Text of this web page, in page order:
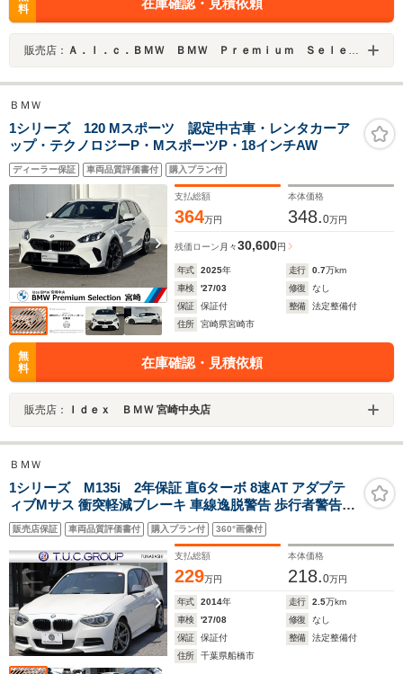
料
在庫確認・見積依頼
販売店： Ａ．ｌ．ｃ．ＢＭＷ ＢＭＷ Ｐｒｅｍｉｕｍ Ｓｅｌｅｃｔｉｏｎ 厚木 ／（株）ＡＬＣ Ｍｏｔｏｒｅｎ
ＢＭＷ
1シリーズ 120 Mスポーツ 認定中古車・レンタカーア
ップ・テクノロジーP・MスポーツP・18インチAW
ディーラー保証 車両品質評価書付 購入プラン付
支払総額
364万円
本体価格
348.0万円
残価ローン 月々30,600円
年式 2025年 走行 0.7万km
車検
'27/03 修復
なし
保証
保証付 整備
法定整備付
住所
宮崎県宮崎市
無
料
在庫確認・見積依頼
販売店： Ｉｄｅｘ ＢＭＷ 宮崎中央店
ＢＭＷ
1シリーズ M135i 2年保証 直6ターボ 8速AT アダプテ
ィブMサス 衝突軽減ブレーキ 車線逸脱警告 歩行者警告
ブレーキ付クルコン タッチパッドHDDナビ Bカメラ スマ
ートキー Bluetooth接続 パドルシフト 左右独立エアコン
ECOPROモード
販売店保証 車両品質評価書付 購入プラン付 360°画像付
支払総額
229万円
本体価格
218.0万円
年式 2014年 走行 2.5万km
車検
'27/08 修復
なし
保証
保証付 整備
法定整備付
住所
千葉県船橋市